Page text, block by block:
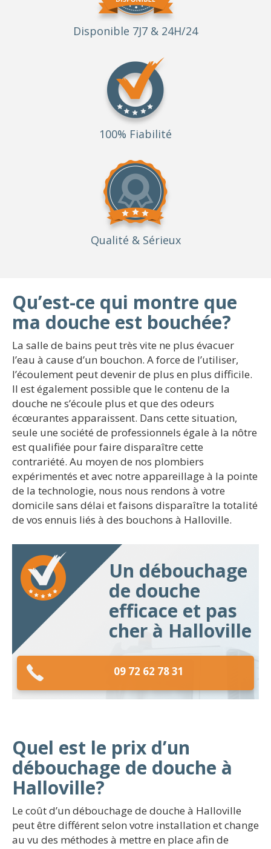
Disponible 7J7 & 24H/24
100% Fiabilité
Qualité & Sérieux
Qu’est-ce qui montre que
ma douche est bouchée?
La salle de bains peut très vite ne plus évacuer
l’eau à cause d’un bouchon. A force de l’utiliser,
l’écoulement peut devenir de plus en plus difficile.
Il est également possible que le contenu de la
douche ne s’écoule plus et que des odeurs
écœurantes apparaissent. Dans cette situation,
seule une société de professionnels égale à la nôtre
est qualifiée pour faire disparaître cette
contrariété. Au moyen de nos plombiers
expérimentés et avec notre appareillage à la pointe
de la technologie, nous nous rendons à votre
domicile sans délai et faisons disparaître la totalité
de vos ennuis liés à des bouchons à Halloville.
Un débouchage
de douche
efficace et pas
cher à Halloville
09 72 62 78 31
Quel est le prix d’un
débouchage de douche à
Halloville?
Le coût d’un débouchage de douche à Halloville
peut être différent selon votre installation et change
au vu des méthodes à mettre en place afin de